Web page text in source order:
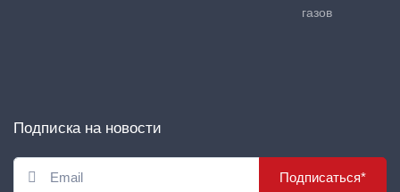
газов
Подписка на новости
Подписаться*